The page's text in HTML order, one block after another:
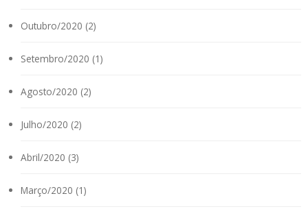
Outubro/2020 (2)
Setembro/2020 (1)
Agosto/2020 (2)
Julho/2020 (2)
Abril/2020 (3)
Março/2020 (1)